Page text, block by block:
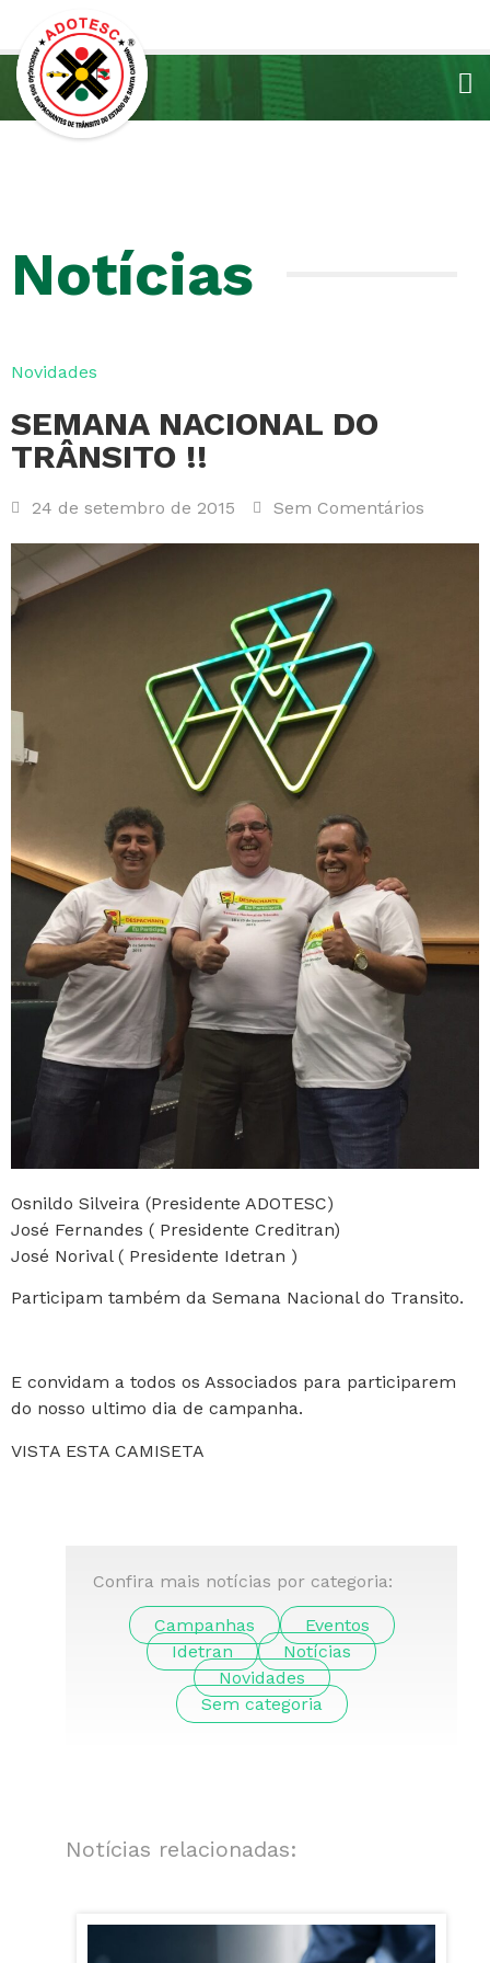
Notícias
Novidades
SEMANA NACIONAL DO
TRÂNSITO !!
24 de setembro de 2015 Sem Comentários
Osnildo Silveira (Presidente ADOTESC)
José Fernandes ( Presidente Creditran)
José Norival ( Presidente Idetran )
Participam também da Semana Nacional do Transito.
E convidam a todos os Associados para participarem
do nosso ultimo dia de campanha.
VISTA ESTA CAMISETA
Confira mais notícias por categoria:
Campanhas
Eventos
Idetran
Notícias
Novidades
Sem categoria
Notícias relacionadas: